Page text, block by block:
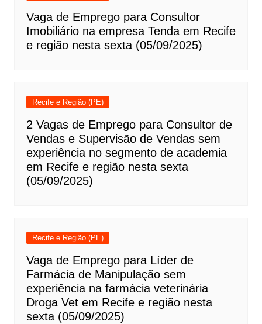
Vaga de Emprego para Consultor
Imobiliário na empresa Tenda em Recife
e região nesta sexta (05/09/2025)
Recife e Região (PE)
2 Vagas de Emprego para Consultor de
Vendas e Supervisão de Vendas sem
experiência no segmento de academia
em Recife e região nesta sexta
(05/09/2025)
Recife e Região (PE)
Vaga de Emprego para Líder de
Farmácia de Manipulação sem
experiência na farmácia veterinária
Droga Vet em Recife e região nesta
sexta (05/09/2025)